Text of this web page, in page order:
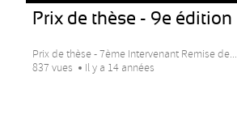
Prix de thèse - 9e édition
Prix de thèse - 7ème Intervenant Remise de...
837 vues
Il y a 14 années